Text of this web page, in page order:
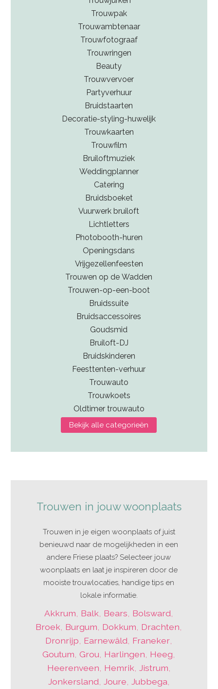
Trouwpak
Trouwambtenaar
Trouwfotograaf
Trouwringen
Beauty
Trouwvervoer
Partyverhuur
Bruidstaarten
Decoratie-styling-huwelijk
Trouwkaarten
Trouwfilm
Bruiloftmuziek
Weddingplanner
Catering
Bruidsboeket
Vuurwerk bruiloft
Lichtletters
Photobooth-huren
Openingsdans
Vrijgezellenfeesten
Trouwen op de Wadden
Trouwen-op-een-boot
Bruidssuite
Bruidsaccessoires
Goudsmid
Bruiloft-DJ
Bruidskinderen
Feesttenten-verhuur
Trouwauto
Trouwkoets
Oldtimer trouwauto
Bekijk alle categorieën
Trouwen in jouw woonplaats
Trouwen in je eigen woonplaats of juist
benieuwd naar de mogelijkheden in een
andere Friese plaats? Selecteer jouw
woonplaats en laat je inspireren door de
mooiste trouwlocaties, handige tips en
lokale informatie.
Akkrum Balk Bears Bolsward
Broek Burgum Dokkum Drachten
Dronrijp Earnewâld Franeker
Goutum ,Grou Harlingen Heeg
Heerenveen Hemrik Jistrum
Jonkersland Joure Jubbega